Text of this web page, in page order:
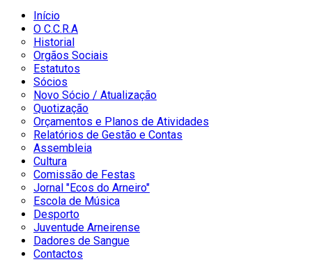
Início
O C.C.R.A
Historial
Orgãos Sociais
Estatutos
Sócios
Novo Sócio / Atualização
Quotização
Orçamentos e Planos de Atividades
Relatórios de Gestão e Contas
Assembleia
Cultura
Comissão de Festas
Jornal "Ecos do Arneiro"
Escola de Música
Desporto
Juventude Arneirense
Dadores de Sangue
Contactos